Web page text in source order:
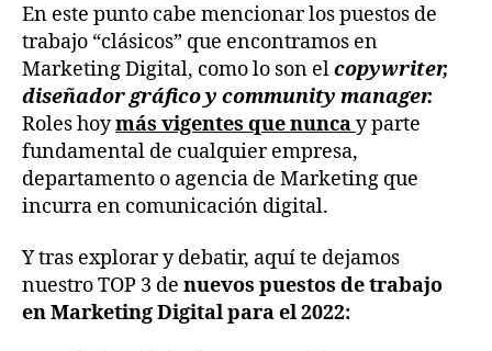
En este punto cabe mencionar los puestos de
trabajo “clásicos” que encontramos en
Marketing Digital, como lo son elcopywriter,
diseñador gráfico y community manager.
Roles hoymás vigentes que nuncay parte
fundamental de cualquier empresa,
departamento o agencia de Marketing que
incurra en comunicación digital.
Y tras explorar y debatir, aquí te dejamos
nuestro TOP 3 de nuevos puestos de trabajo
en Marketing Digital para el 2022: